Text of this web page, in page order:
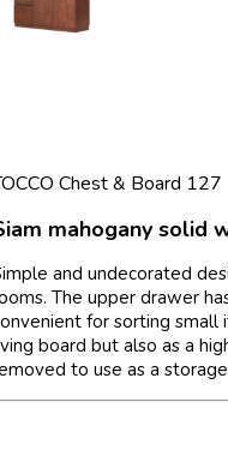
Chest & Board 127
mahogany solid
and undecorated
The upper drawer
for sorting small
board but also as a
to use as a